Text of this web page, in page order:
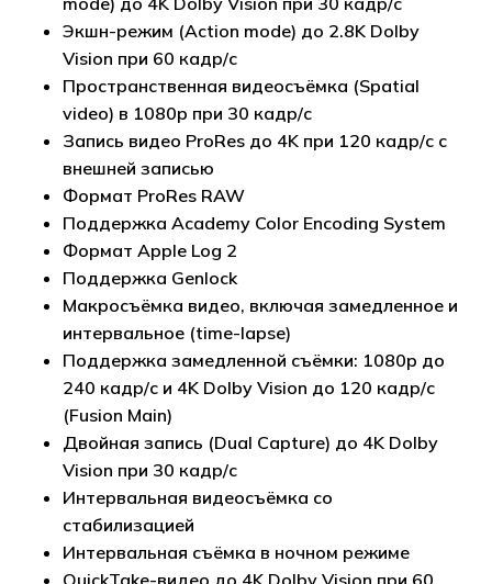
Экшн-режим (Action mode) до 2.8K Dolby
Vision при 60 кадр/с
Пространственная видеосъёмка (Spatial
video) в 1080p при 30 кадр/с
Запись видео ProRes до 4K при 120 кадр/с с
внешней записью
Формат ProRes RAW
Поддержка Academy Color Encoding System
Формат Apple Log 2
Поддержка Genlock
Макросъёмка видео, включая замедленное и
интервальное (time-lapse)
Поддержка замедленной съёмки: 1080p до
240 кадр/с и 4K Dolby Vision до 120 кадр/с
(Fusion Main)
Двойная запись (Dual Capture) до 4K Dolby
Vision при 30 кадр/с
Интервальная видеосъёмка со
стабилизацией
Интервальная съёмка в ночном режиме